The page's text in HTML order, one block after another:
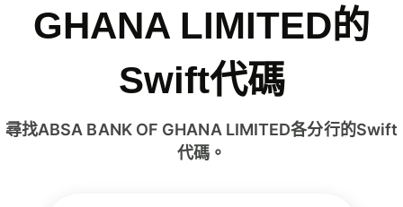
GHANA LIMITED的
Swift代碼
尋找ABSA BANK OF GHANA LIMITED各分行的Swift
代碼。